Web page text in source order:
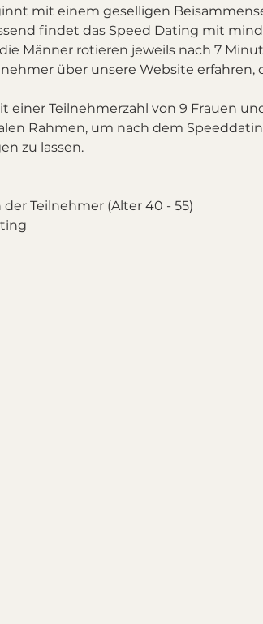
mit einem geselligen
findet das Speed Dating mit
Männer rotieren jeweils nach 7
über unsere Website
einer Teilnehmerzahl von 9 Frauen
Rahmen, um nach dem
zu lassen.
der Teilnehmer (Alter 40 - 55)